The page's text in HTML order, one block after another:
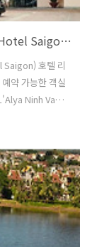
이스틴 그랜드 호텔 사이공 (Eastin Grand Hotel Saigon)/대학교닷컴/베트남호텔/호치민
호텔 리
약 가능한 객실
Ninh Van
(L'Alya Ninh
선사하는 모든
이스틴 그랜
Van Troi